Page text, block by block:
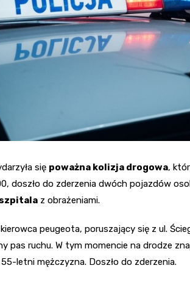
się poważna kolizja drogowa,
doszło do zderzenia dwóch pojazdów
z obrażeniami.
peugeota, poruszający się z ul.
pas ruchu. W tym momencie na drodze
letni mężczyzna. Doszło do zderzenia.